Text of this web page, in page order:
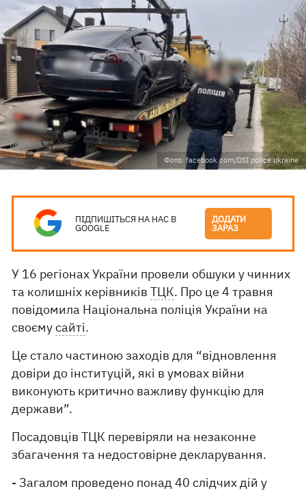
Фото: facebook.com/DSI.police.ukraine
ПІДПИШІТЬСЯ НА НАС В
GOOGLE
ДОДАТИ
ЗАРАЗ
У 16 регіонах України провели обшуки у чинних
та колишніх керівниківТЦК. Про це 4 травня
повідомила Національна поліція України на
своємусайті.
Це стало частиною заходів для “відновлення
довіри до інституцій, які в умовах війни
виконують критично важливу функцію для
держави”.
Посадовців ТЦК перевіряли на незаконне
збагачення та недостовірне декларування.
- Загалом проведено понад 40 слідчих дій у